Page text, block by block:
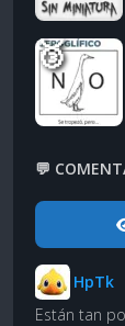
💬
HpTk
Están tan